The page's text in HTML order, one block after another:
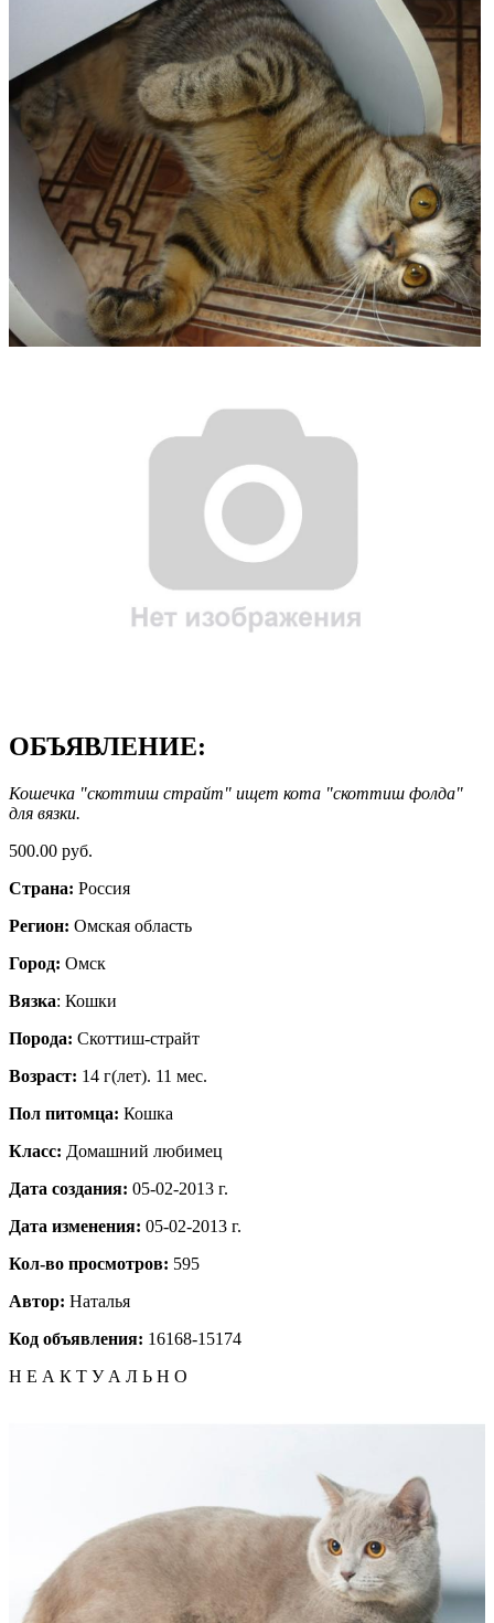
ОБЪЯВЛЕНИЕ:
Кошечка "скоттиш страйт" ищет кота "скоттиш фолда"
для вязки.
500.00 руб.
Страна: Россия
Регион: Омская область
Город: Омск
Вязка: Кошки
Порода: Скоттиш-страйт
Возраст: 14 г(лет). 11 мес.
Пол питомца: Кошка
Класс: Домашний любимец
Дата создания: 05-02-2013 г.
Дата изменения: 05-02-2013 г.
Кол-во просмотров: 595
Автор: Наталья
Код объявления: 16168-15174
Н Е А К Т У А Л Ь Н О